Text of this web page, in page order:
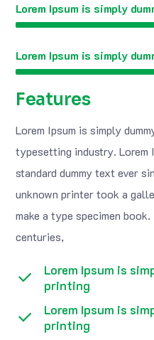
Lorem Ipsum is simply
Lorem Ipsum is simply
Features
Lorem Ipsum is simply
typesetting industry. Lorem
standard dummy text ever
unknown printer took a
make a type specimen
centuries,
Lorem Ipsum is
printing
Lorem Ipsum is
printing